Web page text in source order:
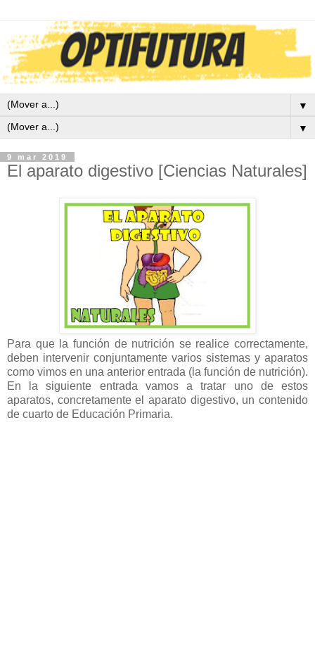
▼
▼
9 mar 2019
El aparato digestivo [Ciencias Naturales]
Para que la función de nutrición se realice correctamente,
deben intervenir conjuntamente varios sistemas y aparatos
como vimos en una anterior entrada (la función de nutrición).
En la siguiente entrada vamos a tratar uno de estos
aparatos, concretamente el aparato digestivo, un contenido
de cuarto de Educación Primaria.